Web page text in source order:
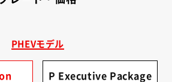
PHEVモデル
P Executive Package